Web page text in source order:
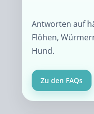
Antworten auf
Flöhen,
Hund.
Zu den FAQs